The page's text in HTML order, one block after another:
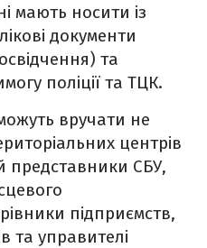
мають носити із
документи
та
поліції та ТЦК.
вручати не
центрів
представники СБУ,
підприємств,
та управителі